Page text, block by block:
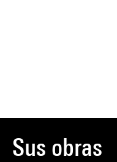
Sus obras